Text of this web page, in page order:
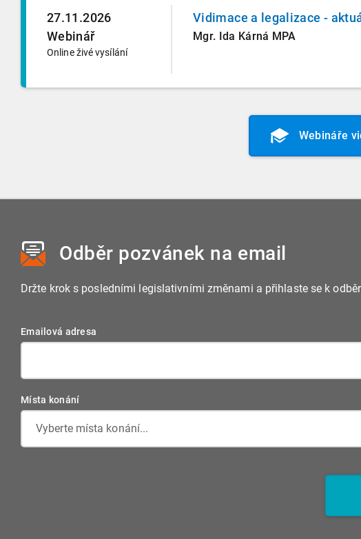
27.11.2026
Webinář
Online živé vysílání
Vidimace a legalizace -
Mgr. Ida Kárná MPA
Webináře
Odběr pozvánek na email
Držte krok s posledními legislativními změnami a přihlaste se k
Emailová adresa
Místa konání
Vyberte místa konání...